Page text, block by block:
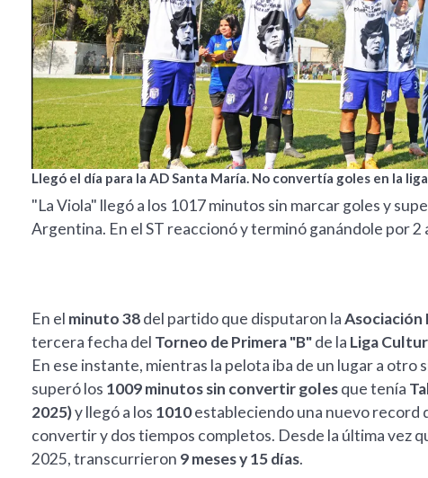
Llegó el día para la AD Santa María. No convertía goles en la
"La Viola" llegó a los 1017 minutos sin marcar goles y
Argentina. En el ST reaccionó y terminó ganándole por 2
En el minuto 38del partido que disputaron laAsociación
tercera fecha del Torneo de Primera "B"de la Liga
En ese instante, mientras la pelota iba de un lugar a
superó los 1009 minutos sin convertir golesque tenía
2025)y llegó a los 1010estableciendo una nuevo record
convertir y dos tiempos completos. Desde la última vez
2025, transcurrieron 9 meses y 15 días.